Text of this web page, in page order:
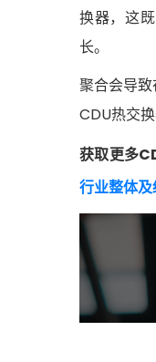
换器，这
长。
聚合会导
CDU热交
获取更多
行业整体及